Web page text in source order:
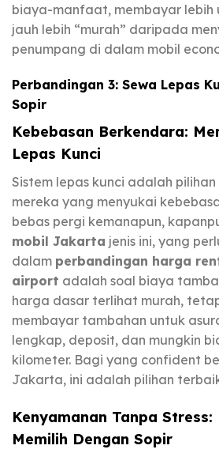
biaya-manfaat, membayar lebih
jauh lebih “murah” daripada
penumpang di dalam mobil
Perbandingan 3: Sewa Lepas
Sopir
Kebebasan Berkendara:
Lepas Kunci
Sistem lepas kunci adalah
mereka yang menyukai
bebas pergi kemanapun,
mobil Jakarta jenis ini, yang
dalam perbandingan harga
airport adalah soal biaya
harga dasar terlihat murah,
membayar tambahan untuk
lengkap, deposit, dan mungkin
kilometer. Bagi yang confident
Jakarta, ini adalah pilihan
Kenyamanan Tanpa Stress:
Memilih Dengan Sopir